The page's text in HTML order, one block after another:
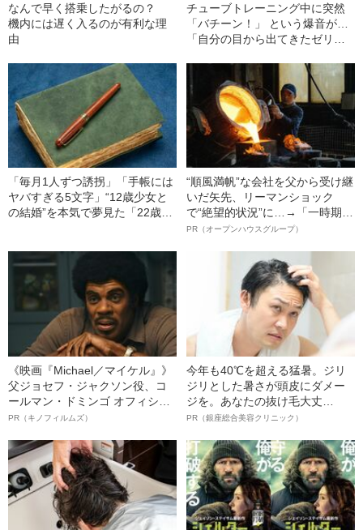
なんで早く搭乗したがるの？
機内には遅く入るのが有利な理
由
チューブトレーニング中に突然
「バチーン！」 という爆音が…
「自分の目から出てきたゼリー
いました」柿谷や宇佐美ともプ
レーした“サッカー選手”が視覚障
害を負った“恐怖の瞬間”を明かす
「毎月1人ずつ誘拐」「手帳には
ヤバすぎる5文字」“12歳少女と
の結婚”を本気で夢見た「22歳男
“順風満帆”な会社を父から受け継
いだ矢先、リーマンショック
で“絶望的状況”に…→「一時期は
納品3年待ち」のヒット商品を生
明かす、“逆転の戦術”
PR（オープンハウスグループ）
《映画『Michael／マイケル』》
父ジョセフ・ジャクソン役、コ
ールマン・ドミンゴ オフィシャ
ルインタビュー“観客を魅了した
語る”《日本興収70億円突破》
PR（キノフィルムズ）
今年も40℃を超える猛暑。ジリ
ジリとした暑さが頭皮にダメー
ジを。あなたの抜け毛大丈
夫！？
PR（銀座総合美容クリニック）